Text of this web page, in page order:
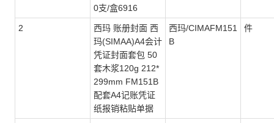
0支/盒6916
2
西玛 账册封面 西
玛(SIMAA)A4会计
凭证封面套包 50
套木浆120g 212*
299mm FM151B
配套A4记账凭证
纸报销粘贴单据
西玛/CIMAFM151
B
件